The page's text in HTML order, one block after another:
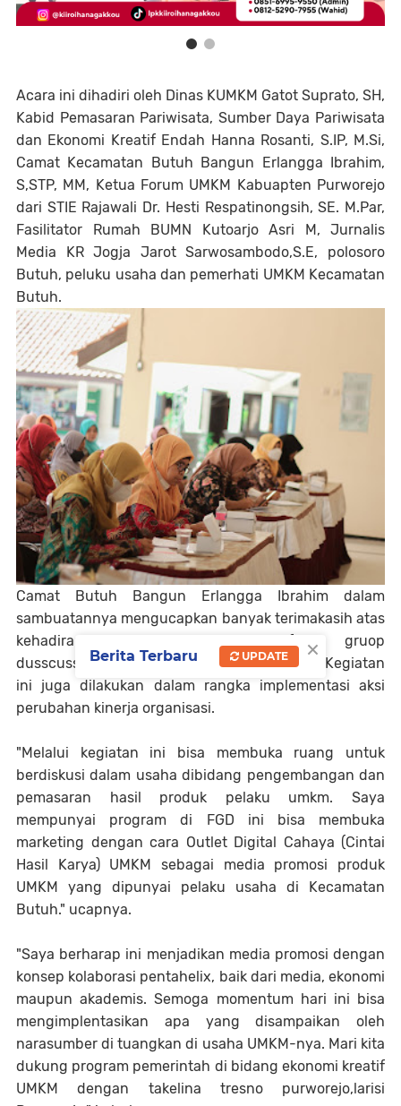
Acara ini dihadiri oleh Dinas KUMKM Gatot Suprato, SH,
Kabid Pemasaran Pariwisata, Sumber Daya Pariwisata
dan Ekonomi Kreatif Endah Hanna Rosanti, S.IP, M.Si,
Camat Kecamatan Butuh Bangun Erlangga Ibrahim,
S,STP, MM, Ketua Forum UMKM Kabuapten Purworejo
dari STIE Rajawali Dr. Hesti Respatinongsih, SE. M.Par,
Fasilitator Rumah BUMN Kutoarjo Asri M, Jurnalis
Media KR Jogja Jarot Sarwosambodo,S.E, polosoro
Butuh, peluku usaha dan pemerhati UMKM Kecamatan
Butuh.
Camat Butuh Bangun Erlangga Ibrahim dalam
sambuatannya mengucapkan banyak terimakasih atas
kehadiran para peserta diacara focus gruop
dusscussion (FGD) UMKM Kecamatan Butuh. Kegiatan
ini juga dilakukan dalam rangka implementasi aksi
perubahan kinerja organisasi.
"Melalui kegiatan ini bisa membuka ruang untuk
berdiskusi dalam usaha dibidang pengembangan dan
pemasaran hasil produk pelaku umkm. Saya
mempunyai program di FGD ini bisa membuka
marketing dengan cara Outlet Digital Cahaya (Cintai
Hasil Karya) UMKM sebagai media promosi produk
UMKM yang dipunyai pelaku usaha di Kecamatan
Butuh." ucapnya.
"Saya berharap ini menjadikan media promosi dengan
konsep kolaborasi pentahelix, baik dari media, ekonomi
maupun akademis. Semoga momentum hari ini bisa
mengimplentasikan apa yang disampaikan oleh
narasumber di tuangkan di usaha UMKM-nya. Mari kita
dukung program pemerintah di bidang ekonomi kreatif
UMKM dengan takelina tresno purworejo,larisi
×
Berita Terbaru UPDATE